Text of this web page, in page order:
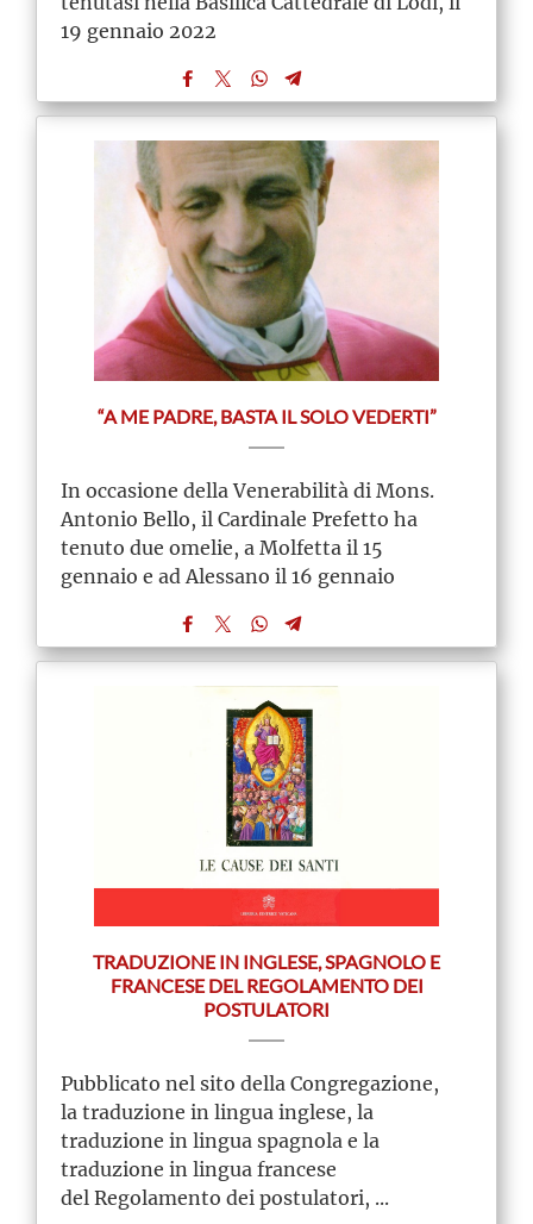
19 gennaio 2022
“A ME PADRE, BASTA IL SOLO VEDERTI”
In occasione della Venerabilità di Mons.
Antonio Bello, il Cardinale Prefetto ha
tenuto due omelie, a Molfetta il 15
gennaio e ad Alessano il 16 gennaio
TRADUZIONE IN INGLESE, SPAGNOLO E
FRANCESE DEL REGOLAMENTO DEI
POSTULATORI
Pubblicato nel sito della Congregazione,
la traduzione in lingua inglese, la
traduzione in lingua spagnola e la
traduzione in lingua francese
del Regolamento dei postulatori, ...